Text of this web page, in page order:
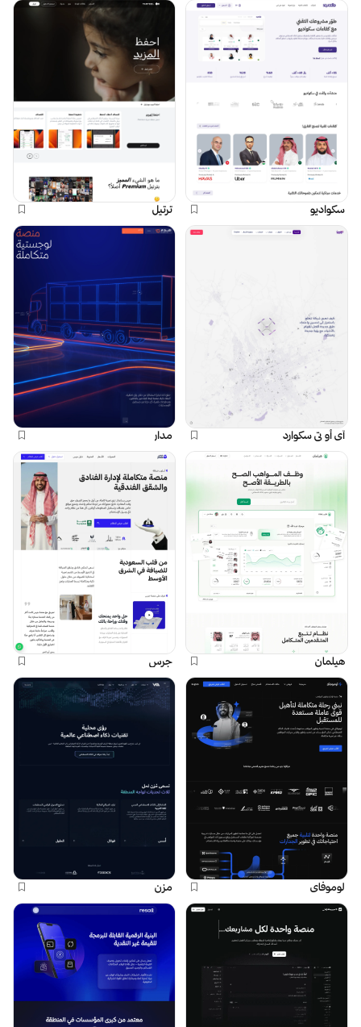
سكواديو ترتيل
آي أو تي سكوارد مدار
هيلمان جرس
لوموفاي مزن